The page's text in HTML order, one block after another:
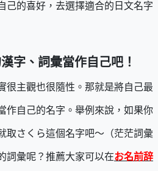
己的喜好，去選擇適合的日文名字
字、詞彙當作自己吧！
很主觀也很隨性。那就是將自己最
作自己的名字。舉例來說，如果你
取さくら這個名字吧～（茫茫詞彙
詞彙呢？推薦大家可以在お名前辞